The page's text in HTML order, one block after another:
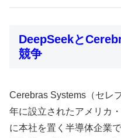
DeepSeekと
競争
Cerebras Systems（セレ
年に設立されたアメリカ
に本社を置く半導体企業